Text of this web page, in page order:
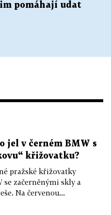
pomáhají udat
jel v černém BMW s
křižovatku?
pražské křižovatky
začerněnými skly a
Na červenou...